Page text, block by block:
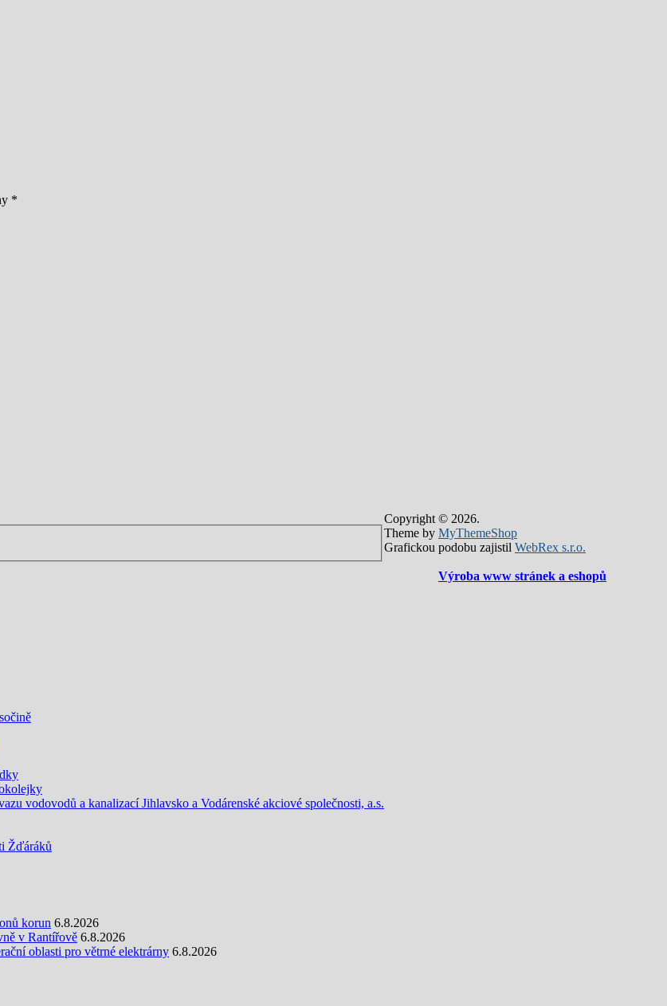
*
vodovodů a kanalizací Jihlavsko a Vodárenské akciové společnosti, a.s.
Žďáráků
korun 6.8.2026
v Rantířově 6.8.2026
oblasti pro větrné elektrárny 6.8.2026
Copyright © 2026.
Theme by MyThemeShop
Grafickou podobu zajistil WebRex s.r.o.
Výroba www stránek a eshopů